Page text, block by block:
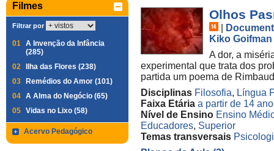
Filmes
Filtrar por
01 A Invenção da Infância
(285)
02
Ilha das Flores (238)
03
Remédios do Amor (101)
04 A Alma do Negócio (65)
05 Vidas no Lixo (58)
Acervo Pedagógico
Olhos
Kiko Goifman
A dor, a
experimental que trata dos
partida um poema de
Disciplinas Filosofia, Língua
Faixa Etária a partir de 14
Nível de Ensino Ensino
Educadores, Superior
Temas transversais